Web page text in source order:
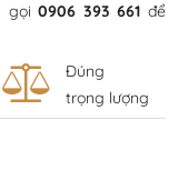
gọi0906 393 661 để
Đúng
trọng lượng